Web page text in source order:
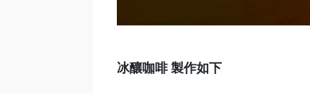
冰釀咖啡 製作如下